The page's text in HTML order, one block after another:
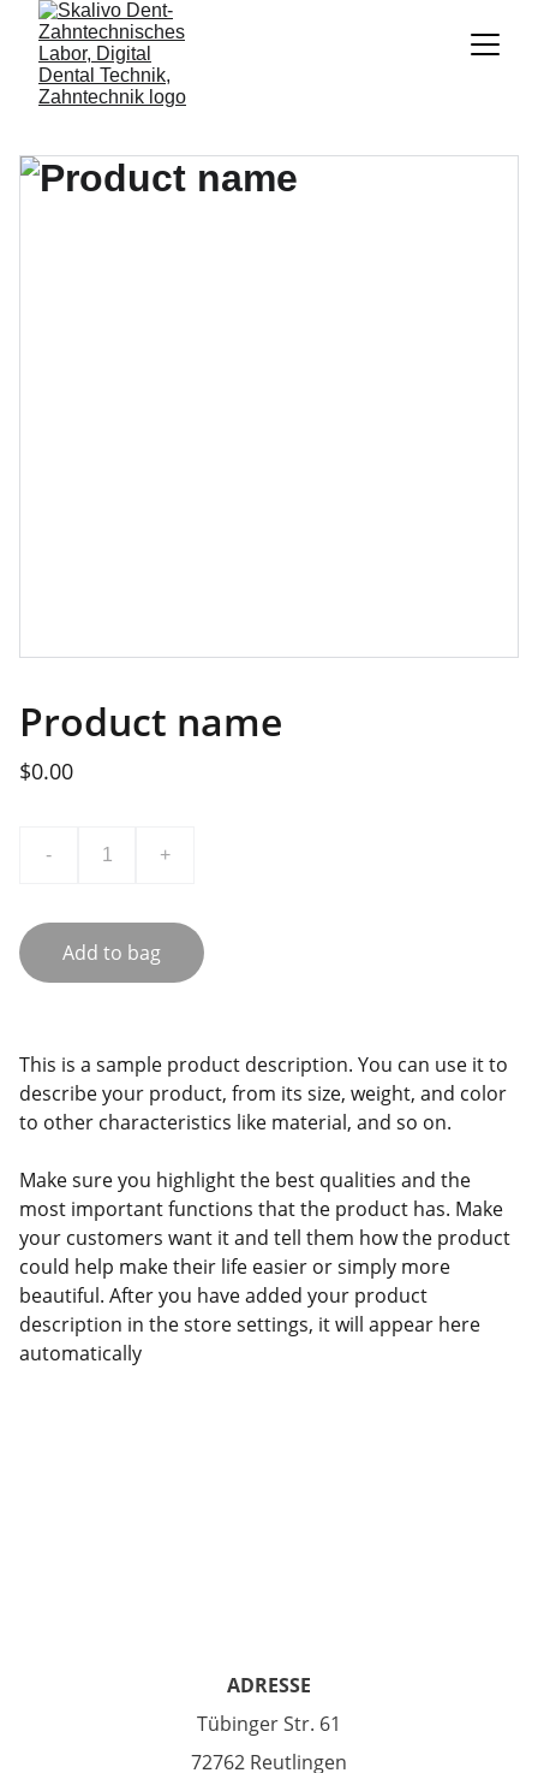
Product name
$0.00
- +
Add to bag
This is a sample product description. You can use it to
describe your product, from its size, weight, and color
to other characteristics like material, and so on.
Make sure you highlight the best qualities and the
most important functions that the product has. Make
your customers want it and tell them how the product
could help make their life easier or simply more
beautiful. After you have added your product
description in the store settings, it will appear here
automatically
ADRESSЕ
Tübinger Str. 61
72762 Reutlingen